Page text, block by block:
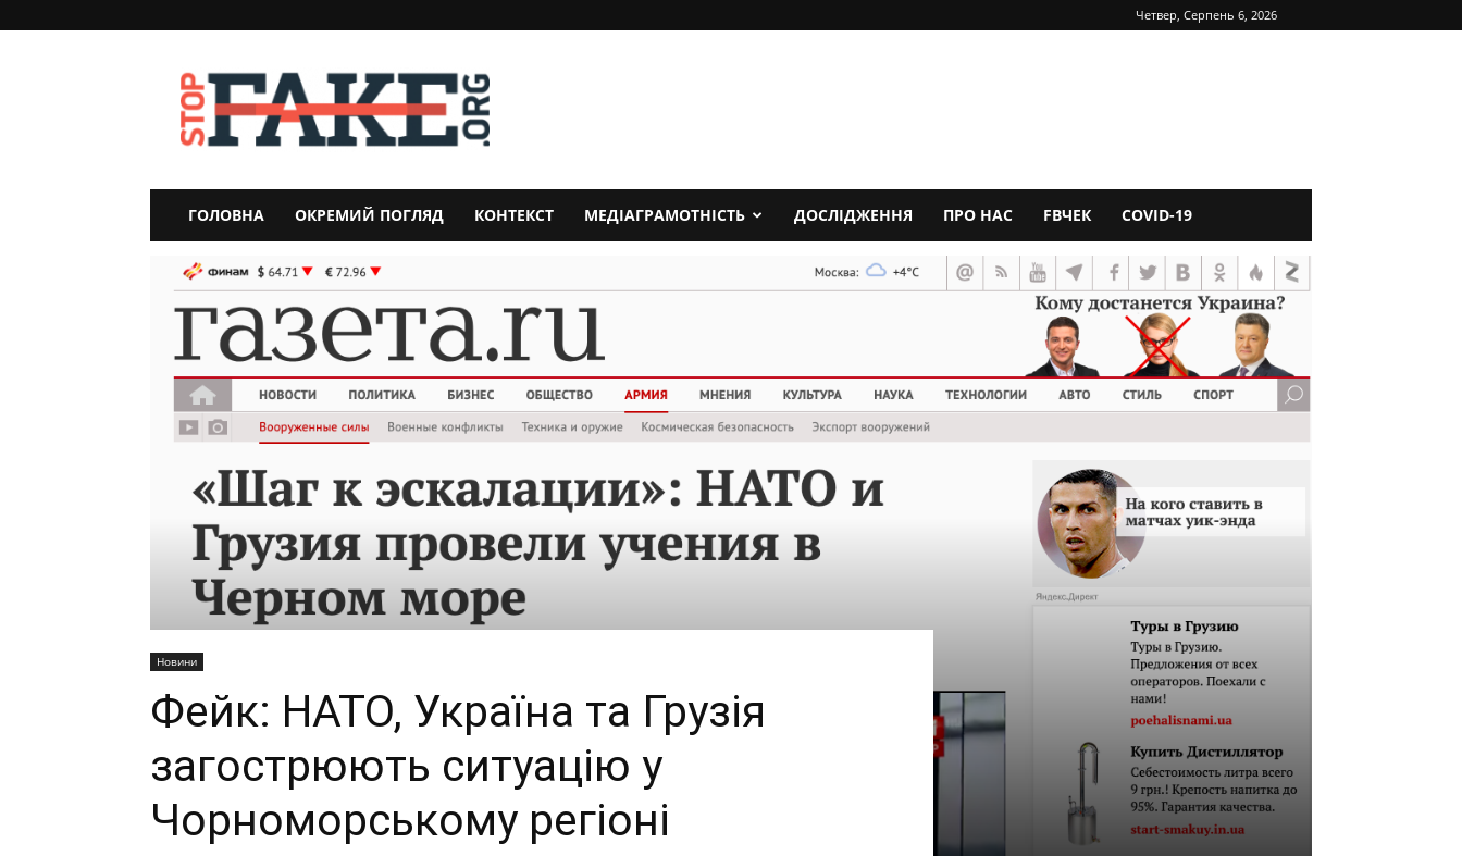
Четвер, Серпень 6, 2026
StopFake
ГОЛОВНА ОКРЕМИЙ ПОГЛЯД КОНТЕКСТ МЕДІАГРАМОТНІСТЬ ДОСЛІДЖЕННЯ ПРО НАС FBЧЕК COVID-19
Новини
Фейк: НАТО, Україна та Грузія
загострюють ситуацію у
Чорноморському регіоні